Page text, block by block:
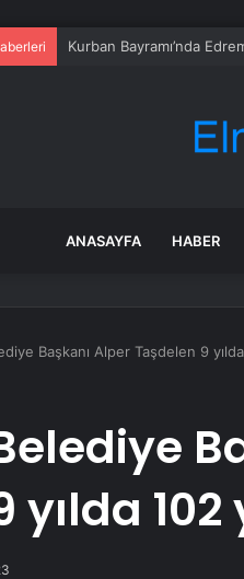
Kurban Bayramı’nda
ANASAYFA HABER
Başkanı Alper Taşdelen 9
yılda